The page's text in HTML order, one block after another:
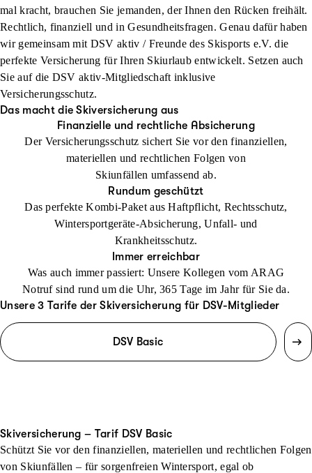
mal kracht, brauchen Sie jemanden, der Ihnen den Rücken freihält.
Rechtlich, finanziell und in Gesundheitsfragen. Genau dafür haben
wir gemeinsam mit DSV aktiv / Freunde des Skisports e.V. die
perfekte Versicherung für Ihren Skiurlaub entwickelt. Setzen auch
Sie auf die DSV aktiv-Mitgliedschaft inklusive
Versicherungsschutz.
Das macht die Skiversicherung aus
Finanzielle und rechtliche Absicherung
Der Versicherungsschutz sichert Sie vor den finanziellen,
materiellen und rechtlichen Folgen von
Skiunfällen umfassend ab.
Rundum geschützt
Das perfekte Kombi-Paket aus Haftpflicht, Rechtsschutz,
Wintersportgeräte-Absicherung, Unfall- und
Krankheitsschutz.
Immer erreichbar
Was auch immer passiert: Unsere Kollegen vom ARAG
Notruf sind rund um die Uhr, 365 Tage im Jahr für Sie da.
Unsere 3 Tarife der Skiversicherung für DSV-Mitglieder
DSV Basic
Skiversicherung – Tarif DSV Basic
Schützt Sie vor den finanziellen, materiellen und rechtlichen Folgen
von Skiunfällen – für sorgenfreien Wintersport, egal ob